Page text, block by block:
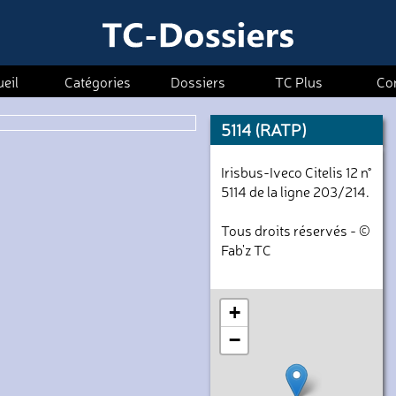
Catégories Dossiers TC Plus
5114 (RATP)
Irisbus-Iveco Citelis 12 n°
5114 de la ligne 203/214.
Tous droits réservés - ©
Fab'z TC
+
−